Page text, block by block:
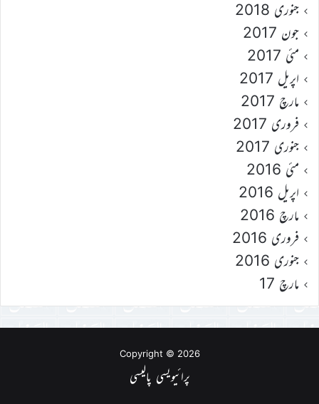
جنوری 2018
جون 2017
مئی 2017
اپریل 2017
مارچ 2017
فروری 2017
جنوری 2017
مئی 2016
اپریل 2016
مارچ 2016
فروری 2016
جنوری 2016
مارچ 17
Copyright © 2026
پرائیویسی پالیسی